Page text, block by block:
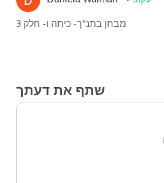
מבחן בתנ"ך- כיתה ו- חלק 3
שתף את דעתך